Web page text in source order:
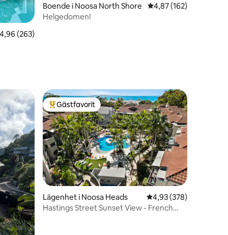
av 5 i genomsnittligt betyg, 263 omdömen
4,96 (263)
Boende i Noosa North Shore 4,87 av 5 i
4,87 (162)
Helgedomen!
Populär gästfavorit
Gästfavorit
Lägenhet i Noosa Heads 4,93 av 5 i
4,93 (378)
Hastings Street Sunset View - French